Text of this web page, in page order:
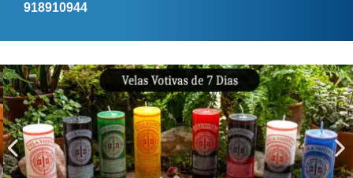
918910944